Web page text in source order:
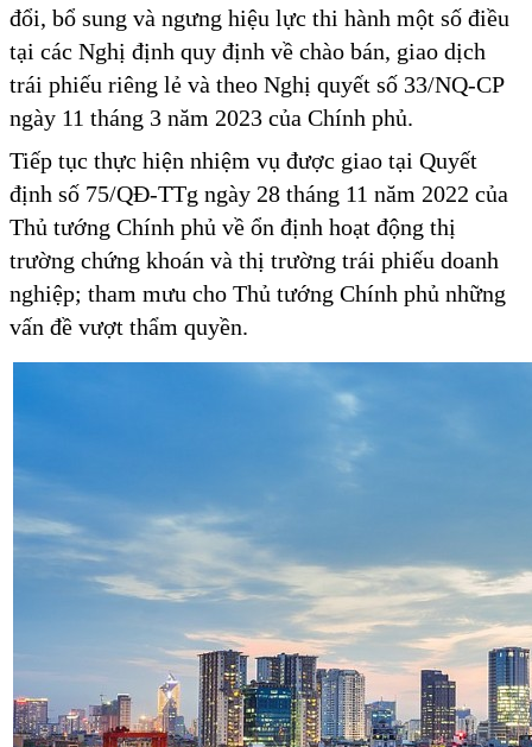
đổi, bổ sung và ngưng hiệu lực thi hành một số điều
tại các Nghị định quy định về chào bán, giao dịch
trái phiếu riêng lẻ và theo Nghị quyết số 33/NQ-CP
ngày 11 tháng 3 năm 2023 của Chính phủ.
Tiếp tục thực hiện nhiệm vụ được giao tại Quyết
định số 75/QĐ-TTg ngày 28 tháng 11 năm 2022 của
Thủ tướng Chính phủ về ổn định hoạt động thị
trường chứng khoán và thị trường trái phiếu doanh
nghiệp; tham mưu cho Thủ tướng Chính phủ những
vấn đề vượt thẩm quyền.